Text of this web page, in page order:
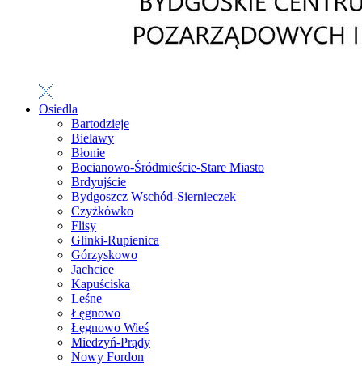
Osiedla
Bartodzieje
Bielawy
Błonie
Bocianowo-Śródmieście-Stare Miasto
Brdyujście
Bydgoszcz Wschód-Siernieczek
Czyżkówko
Flisy
Glinki-Rupienica
Górzyskowo
Jachcice
Kapuściska
Leśne
Łęgnowo
Łęgnowo Wieś
Miedzyń-Prądy
Nowy Fordon